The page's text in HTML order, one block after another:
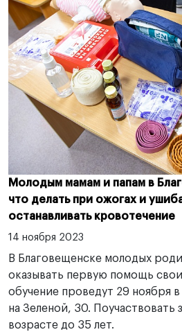
Молодым мамам и папам в
что делать при ожогах и
останавливать кровотечение
14 ноября 2023
В Благовещенске молодых
оказывать первую помощь
обучение проведут 29 ноября
на Зеленой, 30. Поучаствовать
возрасте до 35 лет.